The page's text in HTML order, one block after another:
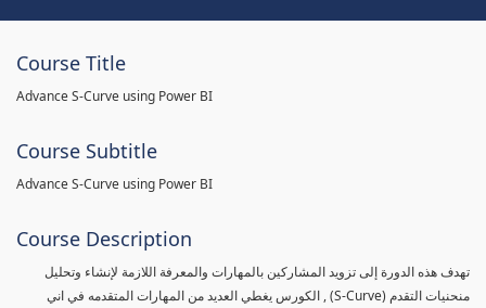
Course Title
Advance S-Curve using Power BI
Course Subtitle
Advance S-Curve using Power BI
Course Description
تهدف هذه الدورة إلى تزويد المشاركين بالمهارات والمعرفة اللازمة لإنشاء وتحليل
منحنيات التقدم (S-Curve) , الكورس يغطي العديد من المهارات المتقدمه في اني